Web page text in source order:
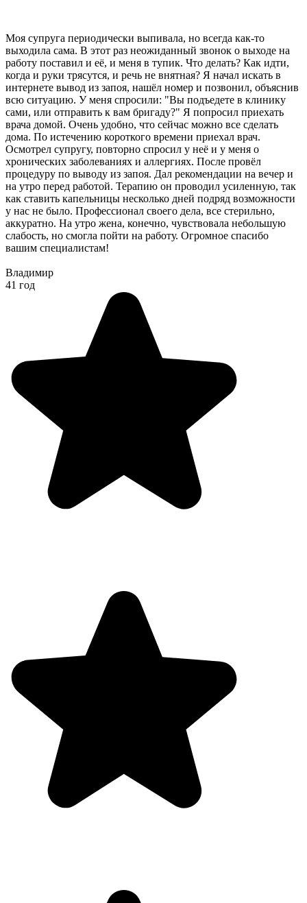
Моя супруга периодически выпивала, но всегда как-то
выходила сама. В этот раз неожиданный звонок о выходе на
работу поставил и её, и меня в тупик. Что делать? Как идти,
когда и руки трясутся, и речь не внятная? Я начал искать в
интернете вывод из запоя, нашёл номер и позвонил, объяснив
всю ситуацию. У меня спросили: "Вы подъедете в клинику
сами, или отправить к вам бригаду?" Я попросил приехать
врача домой. Очень удобно, что сейчас можно все сделать
дома. По истечению короткого времени приехал врач.
Осмотрел супругу, повторно спросил у неё и у меня о
хронических заболеваниях и аллергиях. После провёл
процедуру по выводу из запоя. Дал рекомендации на вечер и
на утро перед работой. Терапию он проводил усиленную, так
как ставить капельницы несколько дней подряд возможности
у нас не было. Профессионал своего дела, все стерильно,
аккуратно. На утро жена, конечно, чувствовала небольшую
слабость, но смогла пойти на работу. Огромное спасибо
вашим специалистам!
Владимир
41 год